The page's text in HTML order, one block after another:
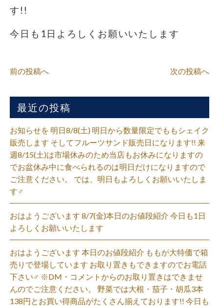
す!!
今日も1日よろしくお願いいたします
前の投稿へ 次の投稿へ
最近の投稿
お知らせを 明日8/8(土) 明日から数量限定でももシェイク
販売します そしてフルーツサンド販売日になります!! 来
週8/15(土)は市場休みのため当店もお休みになりますの
でお盆休み中に食べられるのは明日だけになりますので
ご注意ください。 では、明日もよろしくお願いいたしま
す‍♂️
おはようございます 8/7(金)本日のお値段紹介 今日も1日
よろしくお願いいたします
おはようございます 本日のお値段紹介 ももが大特価で箱
売りで登場しています お取り置きもできますのでお電話
下さい‍♂️ ※DM・コメントからのお取り置きはできませ
んのでご注意ください。 野菜では大根・茄子・胡瓜3本
138円とお買い得商品がたくさん揃えております!! 今日も